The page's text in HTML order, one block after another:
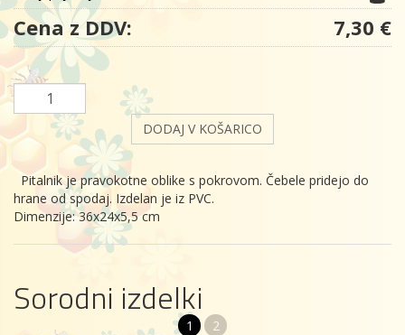
Cena z DDV: 7,30 €
DODAJ V KOŠARICO
Pitalnik je pravokotne oblike s pokrovom. Čebele pridejo do
hrane od spodaj. Izdelan je iz PVC.
Dimenzije: 36x24x5,5 cm
Sorodni izdelki
1 2